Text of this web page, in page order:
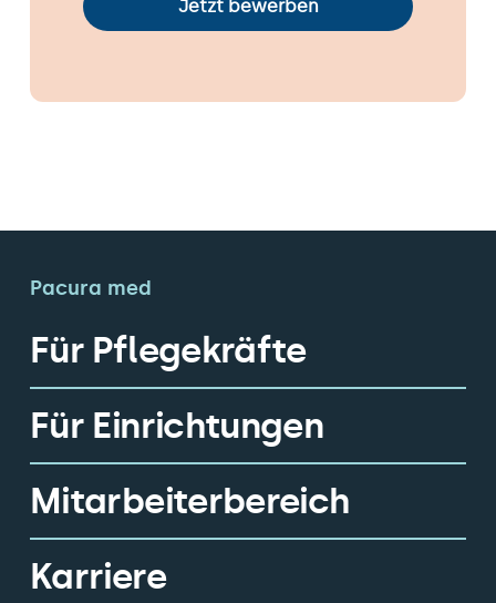
Jetzt bewerben
Pacura med
Für Pflegekräfte
Für Einrichtungen
Mitarbeiterbereich
Karriere